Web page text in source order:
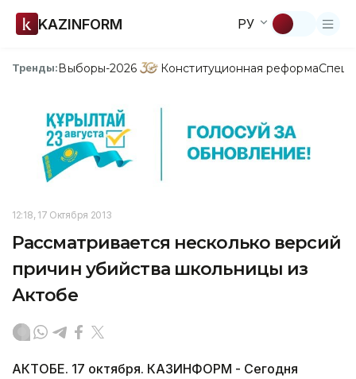
KAZINFORM РУ
Тренды:Выборы-2026 Конституционная реформа
12:18, 17 Октября 2013
Рассматривается несколько версий
причин убийства школьницы из
Актобе
АКТОБЕ. 17 октября. КАЗИНФОРМ - Сегодня